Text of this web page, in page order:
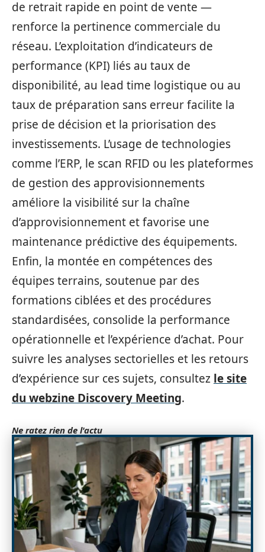
de retrait rapide en point de vente —
renforce la pertinence commerciale du
réseau. L’exploitation d’indicateurs de
performance (KPI) liés au taux de
disponibilité, au lead time logistique ou au
taux de préparation sans erreur facilite la
prise de décision et la priorisation des
investissements. L’usage de technologies
comme l’ERP, le scan RFID ou les plateformes
de gestion des approvisionnements
améliore la visibilité sur la chaîne
d’approvisionnement et favorise une
maintenance prédictive des équipements.
Enfin, la montée en compétences des
équipes terrains, soutenue par des
formations ciblées et des procédures
standardisées, consolide la performance
opérationnelle et l’expérience d’achat. Pour
suivre les analyses sectorielles et les retours
d’expérience sur ces sujets, consultez le site
du webzine Discovery Meeting.
Ne ratez rien de l'actu